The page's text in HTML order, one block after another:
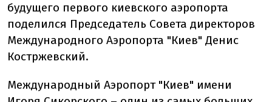
будущего первого киевского аэропорта
поделился Председатель Совета директоров
Международного Аэропорта "Киев" Денис
Костржевский.
Международный Аэропорт "Киев" имени